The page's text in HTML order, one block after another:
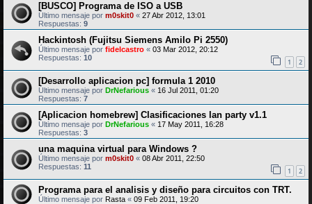
[BUSCO] Programa de ISO a USB
Último mensaje por m0skit0 « 27 Abr 2012, 13:01
Respuestas: 9
Hackintosh (Fujitsu Siemens Amilo Pi 2550)
Último mensaje por fidelcastro « 03 Mar 2012, 20:12
Respuestas: 10 1 2
[Desarrollo aplicacion pc] formula 1 2010
Último mensaje por DrNefarious « 16 Jul 2011, 01:20
Respuestas: 7
[Aplicacion homebrew] Clasificaciones lan party v1.1
Último mensaje por DrNefarious « 17 May 2011, 16:28
Respuestas: 3
una maquina virtual para Windows ?
Último mensaje por m0skit0 « 08 Abr 2011, 22:50
Respuestas: 11 1 2
Programa para el analisis y diseño para circuitos con TRT.
Último mensaje por Rasta « 09 Feb 2011, 19:20